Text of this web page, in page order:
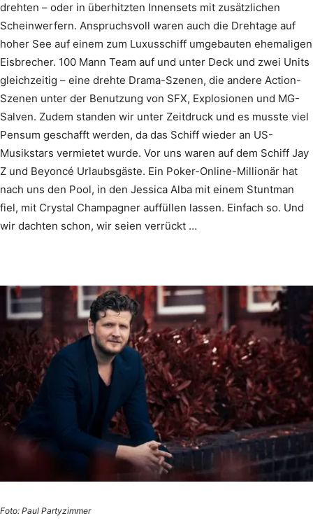
drehten – oder in überhitzten Innensets mit zusätzlichen
Scheinwerfern. Anspruchsvoll waren auch die Drehtage auf
hoher See auf einem zum Luxusschiff umgebauten ehemaligen
Eisbrecher. 100 Mann Team auf und unter Deck und zwei Units
gleichzeitig – eine drehte Drama-Szenen, die andere Action-
Szenen unter der Benutzung von SFX, Explosionen und MG-
Salven. Zudem standen wir unter Zeitdruck und es musste viel
Pensum geschafft werden, da das Schiff wieder an US-
Musikstars vermietet wurde. Vor uns waren auf dem Schiff Jay
Z und Beyoncé Urlaubsgäste. Ein Poker-Online-Millionär hat
nach uns den Pool, in den Jessica Alba mit einem Stuntman
fiel, mit Crystal Champagner auffüllen lassen. Einfach so. Und
wir dachten schon, wir seien verrückt …
Foto: Paul Partyzimmer